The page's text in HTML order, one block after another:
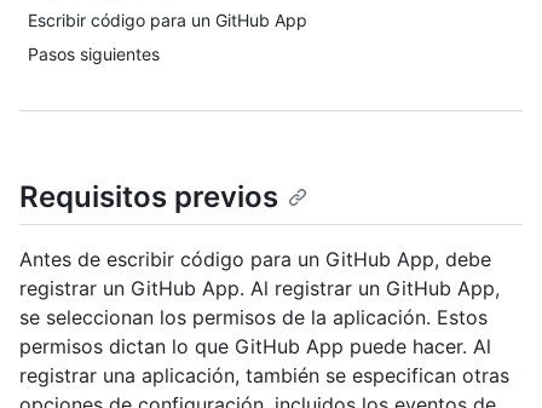
Escribir código para un GitHub App
Pasos siguientes
Requisitos previos
Antes de escribir código para un GitHub App, debe
registrar un GitHub App. Al registrar un GitHub App,
se seleccionan los permisos de la aplicación. Estos
permisos dictan lo que GitHub App puede hacer. Al
registrar una aplicación, también se especifican otras